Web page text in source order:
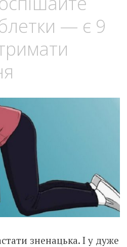
— є 9
зненацька. І у дуже